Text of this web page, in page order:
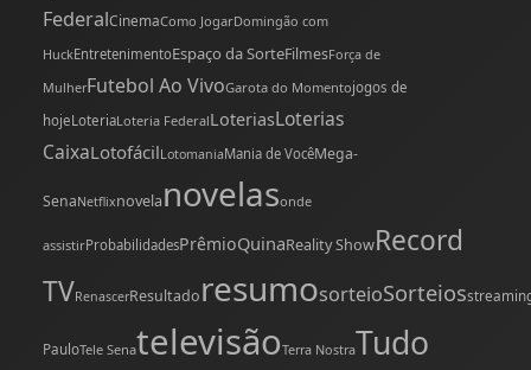
FederalCinemaComo JogarDomingão com
HuckEntretenimentoEspaço da SorteFilmesForça de
MulherFutebol Ao VivoGarota do Momentojogos de
hojeLoteriaLoteria FederalLoteriasLoterias
CaixaLotofácilLotomaniaMania de VocêMega-
SenaNetflixnovelanovelasonde
assistirProbabilidadesPrêmioQuinaReality ShowRecord
TVRenascerResultadoresumosorteioSorteios
PauloTele SenatelevisãoTerra NostraTudo